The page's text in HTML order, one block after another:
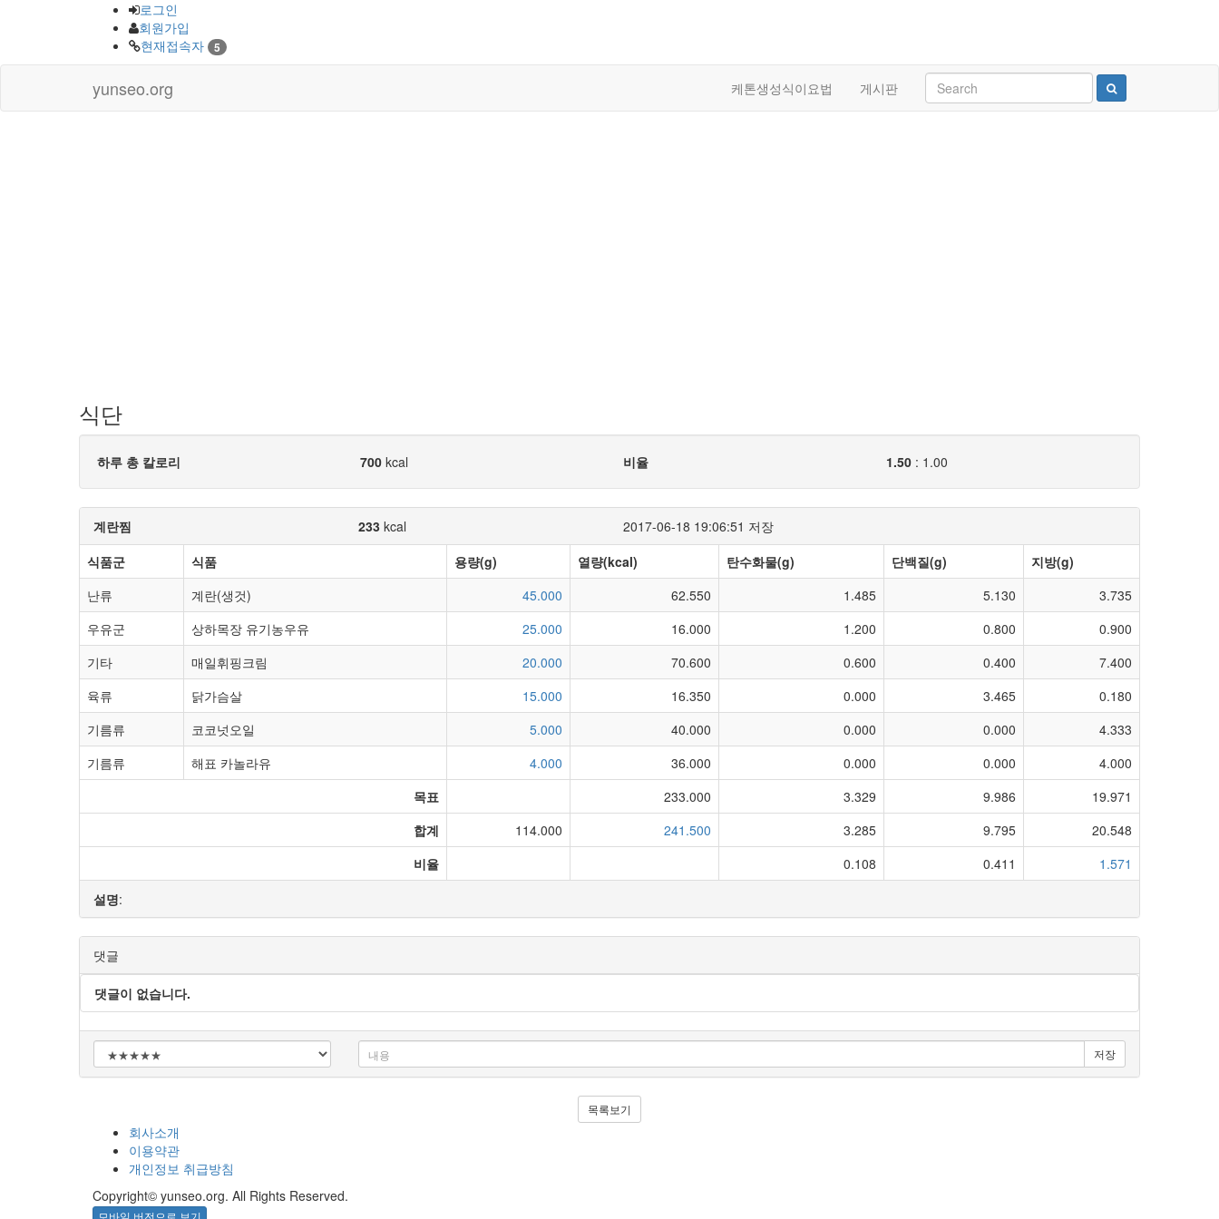
로그인
회원가입
현재접속자
5
yunseo.org 케톤생성식이요법 게시판
식단
하루 총 칼로리 700 kcal 비율 1.50 : 1.00
계란찜 233 kcal
2017-06-18 19:06:51 저장
식품군
식품 용량(g) 열량(kcal) 탄수화물(g) 단백질(g)
지방(g)
난류
계란(생것) 45.000 62.550 1.485 5.130
3.735
우유군
상하목장 유기농우유 25.000 16.000 1.200 0.800
0.900
기타
매일휘핑크림 20.000 70.600 0.600 0.400
7.400
육류
닭가슴살 15.000 16.350 0.000 3.465
0.180
기름류
코코넛오일 5.000 40.000 0.000 0.000
4.333
기름류
해표 카놀라유 4.000 36.000 0.000 0.000
4.000
목표
233.000 3.329 9.986
19.971
합계
114.000 241.500 3.285 9.795
20.548
비율
0.108 0.411
1.571
설명:
댓글
댓글이 없습니다.
저장
목록보기
회사소개
이용약관
개인정보 취급방침
Copyright© yunseo.org. All Rights Reserved.
모바일 버전으로 보기